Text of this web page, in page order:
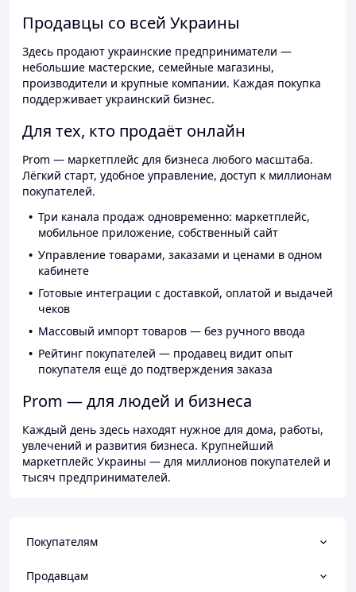
Продавцы со всей Украины
Здесь продают украинские предприниматели —
небольшие мастерские, семейные магазины,
производители и крупные компании. Каждая покупка
поддерживает украинский бизнес.
Для тех, кто продаёт онлайн
Prom — маркетплейс для бизнеса любого масштаба.
Лёгкий старт, удобное управление, доступ к миллионам
покупателей.
Три канала продаж одновременно: маркетплейс,
мобильное приложение, собственный сайт
Управление товарами, заказами и ценами в одном
кабинете
Готовые интеграции с доставкой, оплатой и выдачей
чеков
Массовый импорт товаров — без ручного ввода
Рейтинг покупателей — продавец видит опыт
покупателя ещё до подтверждения заказа
Prom — для людей и бизнеса
Каждый день здесь находят нужное для дома, работы,
увлечений и развития бизнеса. Крупнейший
маркетплейс Украины — для миллионов покупателей и
тысяч предпринимателей.
Покупателям
Продавцам